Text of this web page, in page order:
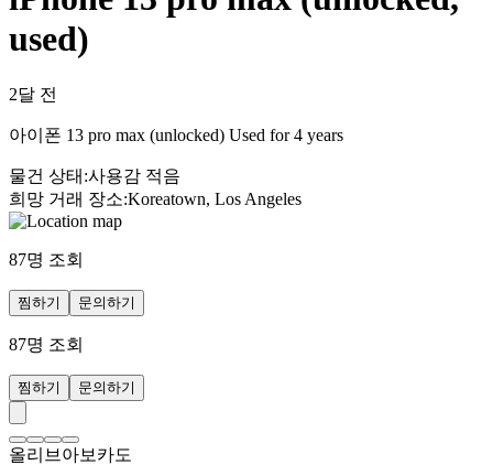
used)
2달 전
아이폰 13 pro max (unlocked) Used for 4 years
물건 상태 :사용감 적음
희망 거래 장소:Koreatown, Los Angeles
87명 조회
찜하기 문의하기
87명 조회
찜하기 문의하기
올리브아보카도